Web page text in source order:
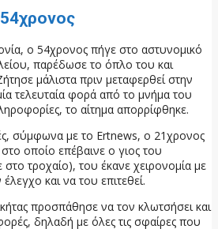
ο 54χρονος πήγε στο αστυνομικό
παρέδωσε το όπλο του και
μάλιστα πριν μεταφερθεί στην
τελευταία φορά από το μνήμα του
το αίτημα απορρίφθηκε.
σύμφωνα με το Ertnews, ο 21χρονος
οποίο επέβαινε ο γιος του
τροχαίο), του έκανε χειρονομία με
και να του επιτεθεί.
προσπάθησε να τον κλωτσήσει και
δηλαδή με όλες τις σφαίρες που